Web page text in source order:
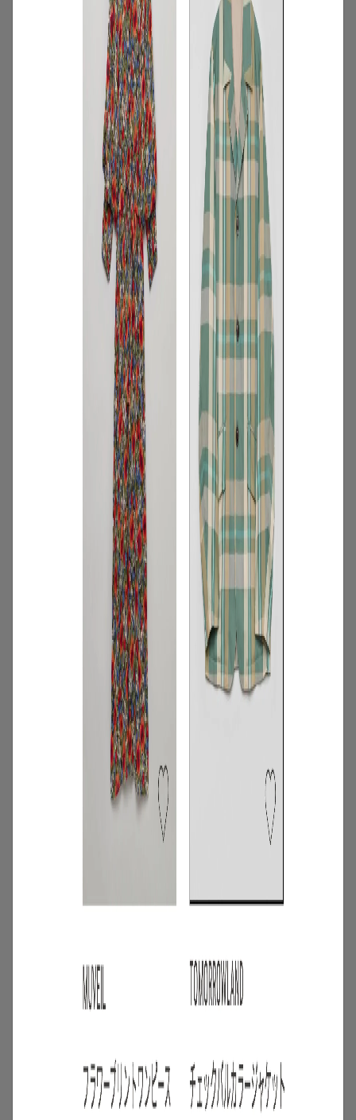
特集 /
【夏に映える別注ワンピース】ディウ
カ・レリル・アローブの特別なドレスが
登場！
2026.07.23
コーディネート / アイテム
選
2026.07.16